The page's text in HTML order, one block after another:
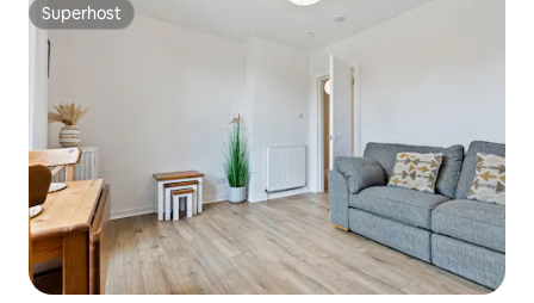
Superhost
Superhost